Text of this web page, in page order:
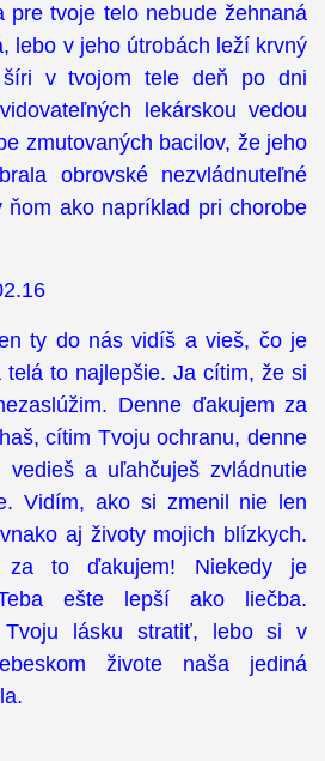
pre tvoje telo nebude žehnaná
lebo v jeho útrobách leží krvný
v tvojom tele deň po dni
lekárskou vedou
zmutovaných bacilov, že jeho
obrovské nezvládnuteľné
ňom ako napríklad pri chorobe
ty do nás vidíš a vieš, čo je
telá to najlepšie. Ja cítim, že si
Denne ďakujem za
cítim Tvoju ochranu, denne
a uľahčuješ zvládnutie
Vidím, ako si zmenil nie len
aj životy mojich blízkych.
za to ďakujem! Niekedy je
ešte lepší ako liečba.
Tvoju lásku stratiť, lebo si v
živote naša jediná